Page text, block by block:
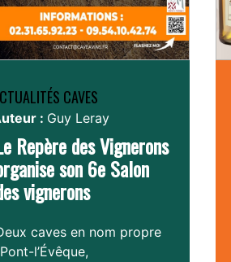
CAVES
: Guy Leray
Repère des Vignerons
son 6e Salon
vignerons
caves en nom propre
l’Évêque,